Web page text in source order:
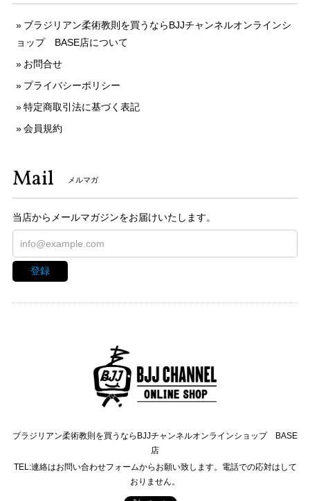
ブラジリアン柔術教則を買うならBJJチャンネルオンラインシ
ョップ BASE店について
お問合せ
プライバシーポリシー
特定商取引法に基づく表記
会員規約
Mail メルマガ
当店からメールマガジンをお届けいたします。
登録
ブラジリアン柔術教則を買うならBJJチャンネルオンラインショップ BASE
店
TEL:連絡はお問い合わせフォームからお願い致します。電話での応対はして
おりません。